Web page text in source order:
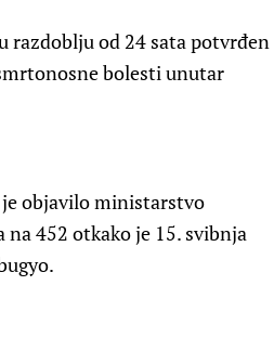
razdoblju od 24 sata potvrđen
bolesti unutar
objavilo ministarstvo
452 otkako je 15. svibnja